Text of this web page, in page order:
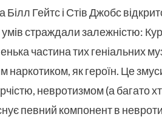
Гейтс і Стів Джобс
страждали залежністю:
частина тих геніальних
наркотиком, як героїн. Це
невротизмом (а багато
певний компонент в